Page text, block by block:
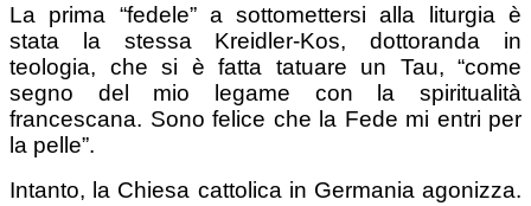
La prima “fedele” a sottomettersi alla liturgia è
stata la stessa Kreidler-Kos, dottoranda in
teologia, che si è fatta tatuare un Tau, “come
segno del mio legame con la spiritualità
francescana. Sono felice che la Fede mi entri per
la pelle”.
Intanto, la Chiesa cattolica in Germania agonizza.